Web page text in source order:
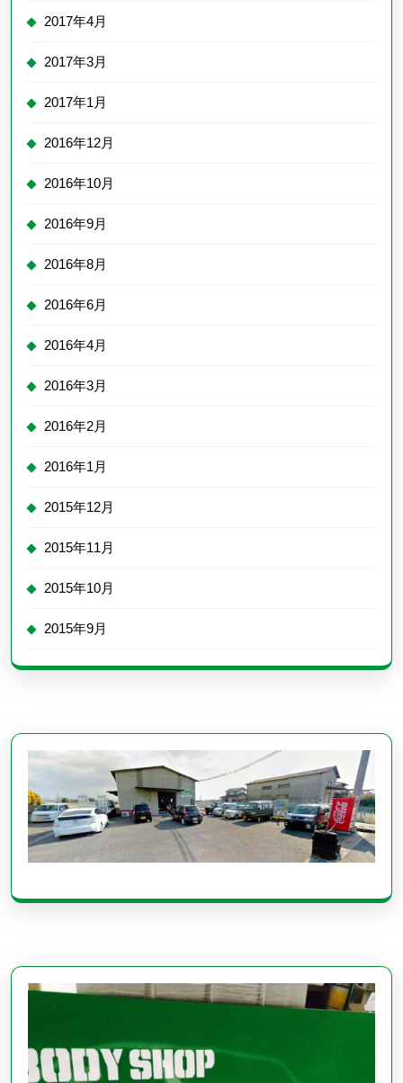
2017年4月
2017年3月
2017年1月
2016年12月
2016年10月
2016年9月
2016年8月
2016年6月
2016年4月
2016年3月
2016年2月
2016年1月
2015年12月
2015年11月
2015年10月
2015年9月